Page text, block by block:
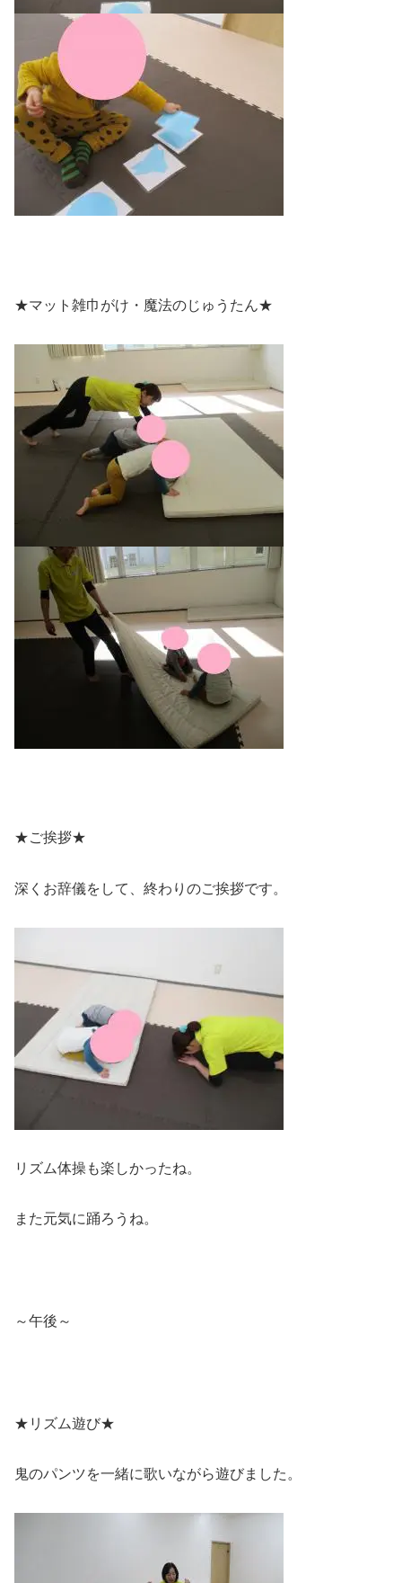
★マット雑巾がけ・魔法のじゅうたん★
★ご挨拶★
深くお辞儀をして、終わりのご挨拶です。
リズム体操も楽しかったね。
また元気に踊ろうね。
～午後～
★リズム遊び★
鬼のパンツを一緒に歌いながら遊びました。